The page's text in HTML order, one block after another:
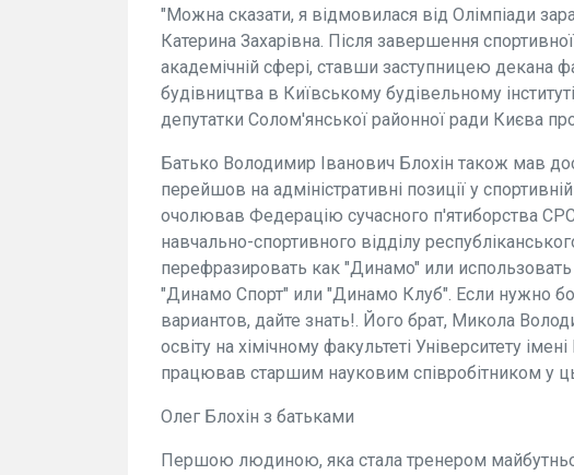
"Можна сказати, я відмовилася від Олімпіади
Катерина Захарівна. Після завершення
академічній сфері, ставши заступницею декана
будівництва в Київському будівельному
депутатки Солом'янської районної ради Києва
Батько Володимир Іванович Блохін також мав
перейшов на адміністративні позиції у
очолював Федерацію сучасного п'ятиборства
навчально-спортивного відділу
перефразировать как "Динамo" или
"Динамо Спорт" или "Динамо Клуб". Если нужно
вариантов, дайте знать!. Його брат, Микола
освіту на хімічному факультеті Університету
працював старшим науковим співробітником у
Олег Блохін з батьками
Першою людиною, яка стала тренером